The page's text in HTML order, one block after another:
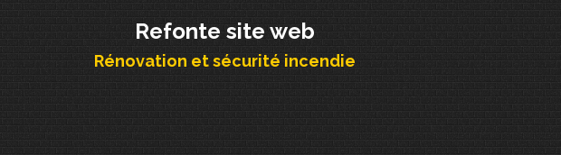
Refonte site web
Rénovation et sécurité incendie